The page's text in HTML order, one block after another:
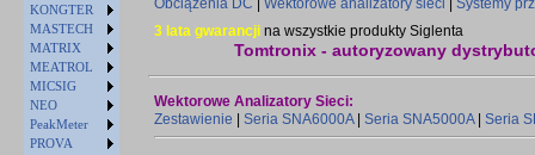
KONGTER
MASTECH
MATRIX
MEATROL
MICSIG
NEO
PeakMeter
PROVA
Obciążenia DC
Wektorowe analizatory sieci
Systemy
3 lata gwarancji na wszystkie produkty Siglenta
Tomtronix - autoryzowany
Wektorowe Analizatory Sieci:
Zestawienie
Seria SNA6000A| Seria SNA5000A| Seria